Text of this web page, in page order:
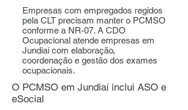
Empresas com empregados regidos
pela CLT precisam manter o PCMSO
conforme a NR-07. A CDO
Ocupacional atende empresas em
Jundiaí com elaboração,
coordenação e gestão dos exames
ocupacionais.
O PCMSO em Jundiaí inclui ASO e
eSocial